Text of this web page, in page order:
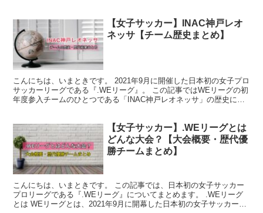
【女子サッカー】INAC神戸レオ
ネッサ【チーム歴史まとめ】
こんにちは、いまときです。 2021年9月に開催した日本初の女子プロ
サッカーリーグである『.WEリーグ』。 この記事ではWEリーグの初
年度参入チームのひとつである「INAC神戸レオネッサ」の歴史につ
【女子サッカー】.WEリーグとは
どんな大会？【大会概要・歴代優
勝チームまとめ】
こんにちは、いまときです。 この記事では、日本初の女子サッカー
プロリーグである『.WEリーグ』についてまとめます。 .WEリーグ
とは WEリーグとは、2021年9月に開幕した日本初の女子サッカーの